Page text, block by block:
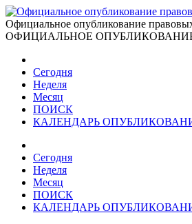
Официальное опубликование
ОФИЦИАЛЬНОЕ
Сегодня
Неделя
Месяц
ПОИСК
КАЛЕНДАРЬ
Сегодня
Неделя
Месяц
ПОИСК
КАЛЕНДАРЬ